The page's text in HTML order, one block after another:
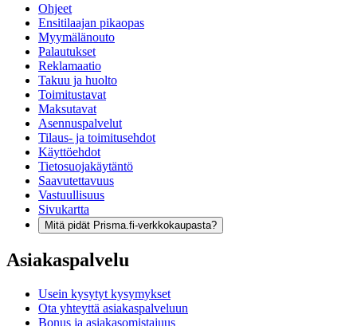
Ohjeet
Ensitilaajan pikaopas
Myymälänouto
Palautukset
Reklamaatio
Takuu ja huolto
Toimitustavat
Maksutavat
Asennuspalvelut
Tilaus- ja toimitusehdot
Käyttöehdot
Tietosuojakäytäntö
Saavutettavuus
Vastuullisuus
Sivukartta
Mitä pidät Prisma.fi-verkkokaupasta?
Asiakaspalvelu
Usein kysytyt kysymykset
Ota yhteyttä asiakaspalveluun
Bonus ja asiakasomistajuus